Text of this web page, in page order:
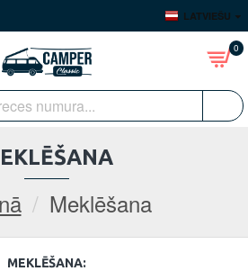
LATVIEŠU
0
Meklēšana
MEKLĒŠANA: